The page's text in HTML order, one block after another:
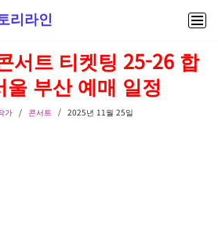
리라인
서트 티켓팅 25-26 합
울 부산 예매 일정
가 콘서트 2025년 11월 25일